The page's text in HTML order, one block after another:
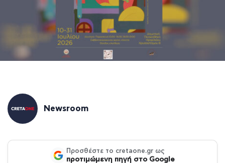
Newsroom
Προσθέστε το cretaone.gr ως
προτιμώμενη πηγή στο Google